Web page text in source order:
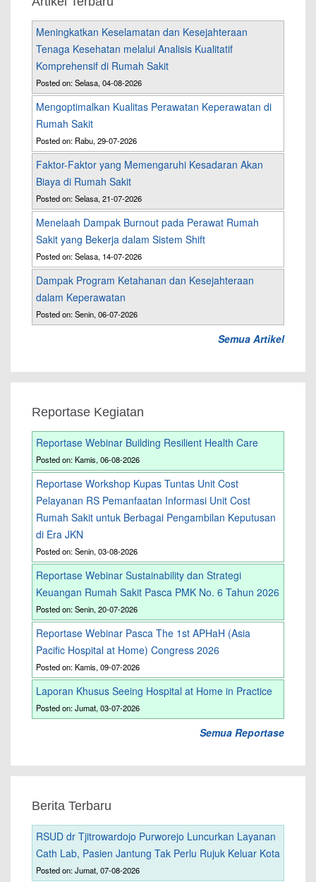
Meningkatkan Keselamatan dan Kesejahteraan
Tenaga Kesehatan melalui Analisis Kualitatif
Komprehensif di Rumah Sakit
Posted on: Selasa, 04-08-2026
Mengoptimalkan Kualitas Perawatan Keperawatan di
Rumah Sakit
Posted on: Rabu, 29-07-2026
Faktor-Faktor yang Memengaruhi Kesadaran Akan
Biaya di Rumah Sakit
Posted on: Selasa, 21-07-2026
Menelaah Dampak Burnout pada Perawat Rumah
Sakit yang Bekerja dalam Sistem Shift
Posted on: Selasa, 14-07-2026
Dampak Program Ketahanan dan Kesejahteraan
dalam Keperawatan
Posted on: Senin, 06-07-2026
Semua Artikel
Reportase Kegiatan
Reportase Webinar Building Resilient Health Care
Posted on: Kamis, 06-08-2026
Reportase Workshop Kupas Tuntas Unit Cost
Pelayanan RS Pemanfaatan Informasi Unit Cost
Rumah Sakit untuk Berbagai Pengambilan Keputusan
di Era JKN
Posted on: Senin, 03-08-2026
Reportase Webinar Sustainability dan Strategi
Keuangan Rumah Sakit Pasca PMK No. 6 Tahun 2026
Posted on: Senin, 20-07-2026
Reportase Webinar Pasca The 1st APHaH (Asia
Pacific Hospital at Home) Congress 2026
Posted on: Kamis, 09-07-2026
Laporan Khusus Seeing Hospital at Home in Practice
Posted on: Jumat, 03-07-2026
Semua Reportase
Berita Terbaru
RSUD dr Tjitrowardojo Purworejo Luncurkan Layanan
Cath Lab, Pasien Jantung Tak Perlu Rujuk Keluar Kota
Posted on: Jumat, 07-08-2026